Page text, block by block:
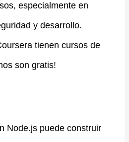
especialmente en
y desarrollo.
tienen cursos de
son gratis!
Node.js puede construir